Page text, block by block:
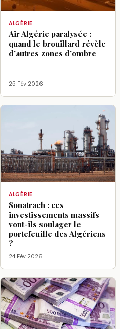
ALGÉRIE
Air Algérie paralysée :
quand le brouillard révèle
d’autres zones d’ombre
25 Fév 2026
ALGÉRIE
Sonatrach : ces
investissements massifs
vont-ils soulager le
portefeuille des Algériens
?
24 Fév 2026